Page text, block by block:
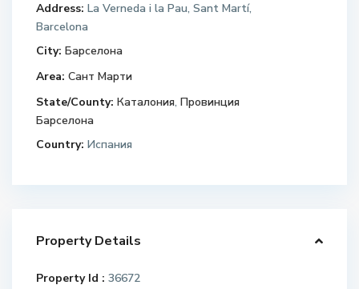
Address: La Verneda i la Pau, Sant Martí,
Barcelona
City: Барселона
Area: Сант Марти
State/County: Каталония,Провинция
Барселона
Country: Испания
Property Details
Property Id : 36672